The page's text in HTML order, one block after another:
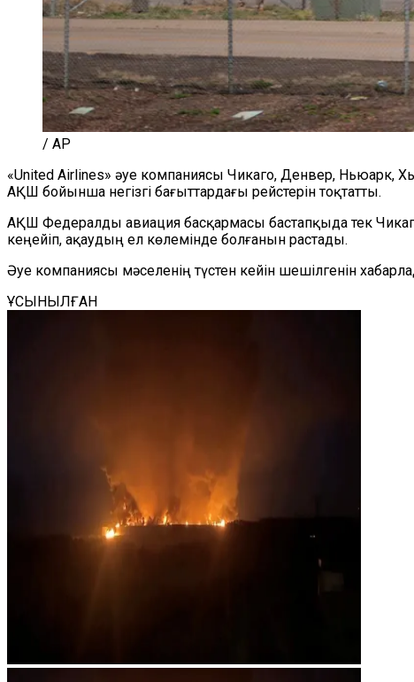
/ AP
«United Airlines» әуе компаниясы Чикаго, Денвер, Ньюарк,
АҚШ бойынша негізгі бағыттардағы рейстерін тоқтатты.
АҚШ Федералды авиация басқармасы бастапқыда тек
кеңейіп, ақаудың ел көлемінде болғанын растады.
Әуе компаниясы мәселенің түстен кейін шешілгенін
ҰСЫНЫЛҒАН